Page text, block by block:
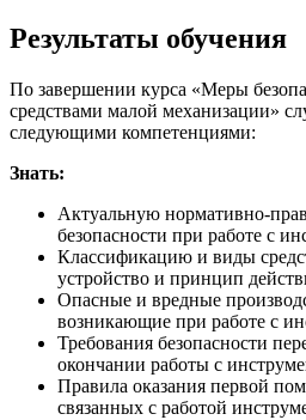
Результаты обучения
По завершении курса «Меры
средствами малой механизации»
следующими компетенциями:
Знать:
Актуальную нормативно-
безопасности при работе с
Классификацию и виды
устройство и принцип
Опасные и вредные
возникающие при работе с
Требования безопасности
окончании работы с
Правила оказания первой
связанных с работой